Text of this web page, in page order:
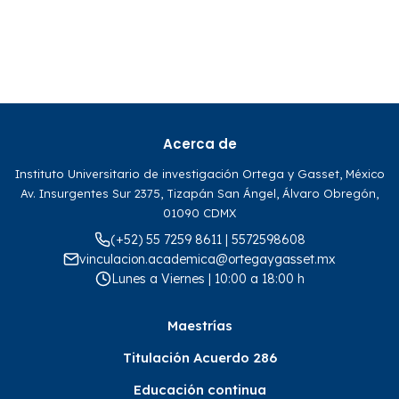
Acerca de
Instituto Universitario de investigación Ortega y Gasset, México
Av. Insurgentes Sur 2375, Tizapán San Ángel, Álvaro Obregón,
01090 CDMX
(+52) 55 7259 8611 | 5572598608
vinculacion.academica@ortegaygasset.mx
Lunes a Viernes | 10:00 a 18:00 h
Maestrías
Titulación Acuerdo 286
Educación continua